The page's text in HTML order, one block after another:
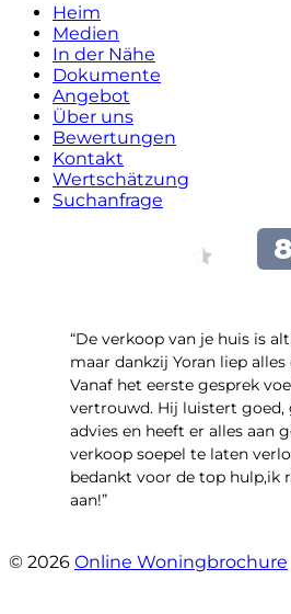
Heim
Medien
In der Nähe
Dokumente
Angebot
Über uns
Bewertungen
Kontakt
Wertschätzung
Suchanfrage
“​De verkoop van je huis is
maar dankzij Yoran liep
Vanaf het eerste gesprek
vertrouwd. Hij luistert goed,
advies en heeft er alles aan
verkoop soepel te laten
bedankt voor de top hulp,ik
aan!”
© 2026 Online Woningbrochure